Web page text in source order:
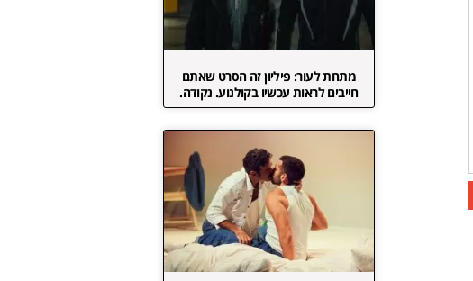
מתחת לעור: פיליון זה הסרט שאתם
חייבים לראות עכשיו בקולנוע. נקודה.